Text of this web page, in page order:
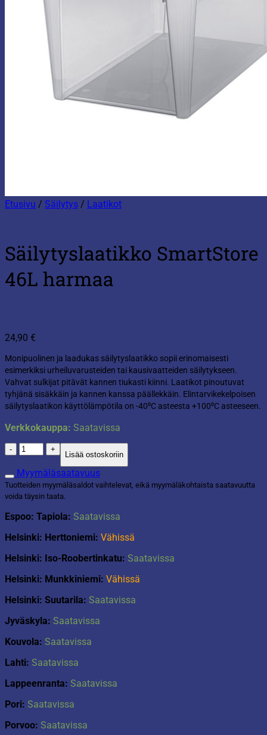
Etusivu / Säilytys / Laatikot
Säilytyslaatikko SmartStore
46L harmaa
24,90 €
Monipuolinen ja laadukas säilytyslaatikko sopii erinomaisesti
esimerkiksi urheiluvarusteiden tai kausivaatteiden säilytykseen.
Vahvat sulkijat pitävät kannen tiukasti kiinni. Laatikot pinoutuvat
tyhjänä sisäkkäin ja kannen kanssa päällekkäin. Elintarvikekelpoisen
säilytyslaatikon käyttölämpötila on -40⁰C asteesta +100⁰C asteeseen.
Verkkokauppa: Saatavissa
Säilytyslaatikko
SmartStore
46L
harmaa
määrä
Lisää ostoskoriin
Myymäläsaatavuus
Tuotteiden myymäläsaldot vaihtelevat, eikä myymäläkohtaista saatavuutta
voida täysin taata.
Espoo: Tapiola: Saatavissa
Helsinki: Herttoniemi: Vähissä
Helsinki: Iso-Roobertinkatu: Saatavissa
Helsinki: Munkkiniemi: Vähissä
Helsinki: Suutarila: Saatavissa
Jyväskyla: Saatavissa
Kouvola: Saatavissa
Lahti: Saatavissa
Lappeenranta: Saatavissa
Pori: Saatavissa
Porvoo: Saatavissa